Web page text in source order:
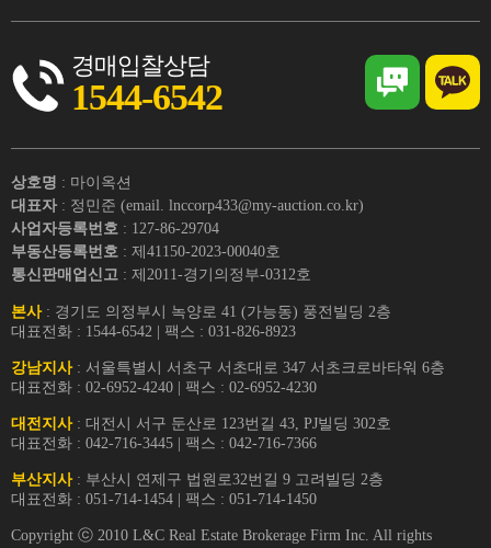
경매입찰상담
1544-6542
상호명 : 마이옥션
대표자 : 정민준 (email. lnccorp433@my-auction.co.kr)
사업자등록번호 : 127-86-29704
부동산등록번호 : 제41150-2023-00040호
통신판매업신고 : 제2011-경기의정부-0312호
본사: 경기도 의정부시 녹양로 41 (가능동) 풍전빌딩 2층
대표전화 : 1544-6542 | 팩스 : 031-826-8923
강남지사: 서울특별시 서초구 서초대로 347 서초크로바타워 6층
대표전화 : 02-6952-4240 | 팩스 : 02-6952-4230
대전지사: 대전시 서구 둔산로 123번길 43, PJ빌딩 302호
대표전화 : 042-716-3445 | 팩스 : 042-716-7366
부산지사: 부산시 연제구 법원로32번길 9 고려빌딩 2층
대표전화 : 051-714-1454 | 팩스 : 051-714-1450
Copyright ⓒ 2010 L&C Real Estate Brokerage Firm Inc. All rights